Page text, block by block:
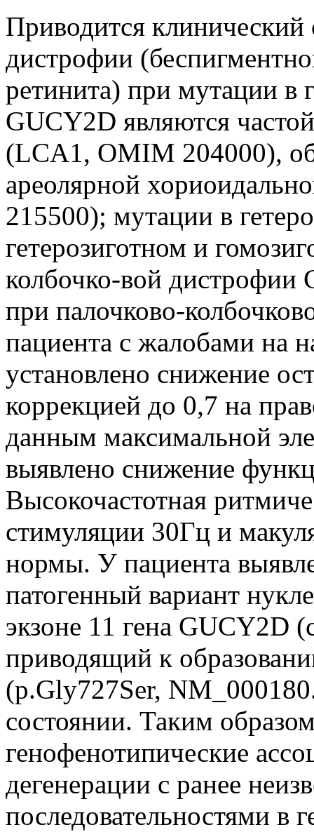
Приводится клинический
дистрофии
ретинита) при мутации в
GUCY2D являются
(LCA1, OMIM 204000),
ареолярной
215500); мутации в
гетерозиготном и
колбочко-вой
при палочково-
пациента с жалобами на
установлено снижение
коррекцией до 0,7 на
данным максимальной
выявлено снижение
Высокочастотная
стимуляции 30Гц и
нормы. У пациента
патогенный вариант
экзоне 11 гена GUCY2D
приводящий к
(p.Gly727Ser,
состоянии. Таким
генофенотипические
дегенерации с ранее
последовательностями в